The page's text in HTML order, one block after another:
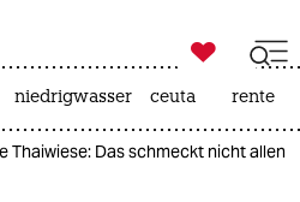
ich
ich

taz zahl ich
niedrigwasser ceuta rente
Thaiwiese: Das schmeckt nicht allen